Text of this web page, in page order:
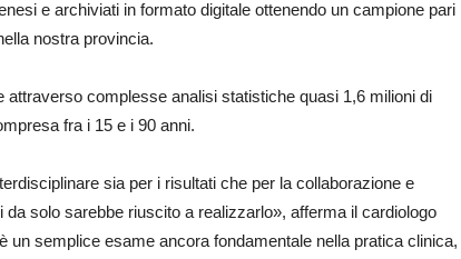
e archiviati in formato digitale ottenendo un campione pari
nostra provincia.
complesse analisi statistiche quasi 1,6 milioni di
fra i 15 e i 90 anni.
sia per i risultati che per la collaborazione e
solo sarebbe riuscito a realizzarlo», afferma il cardiologo
un semplice esame ancora fondamentale nella pratica clinica,